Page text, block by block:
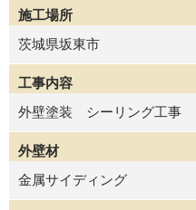
施工場所
茨城県坂東市
工事内容
外壁塗装 シーリング工事
外壁材
金属サイディング